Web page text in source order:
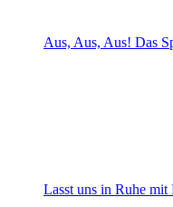
Aus, Aus, Aus! Das
Lasst uns in Ruhe